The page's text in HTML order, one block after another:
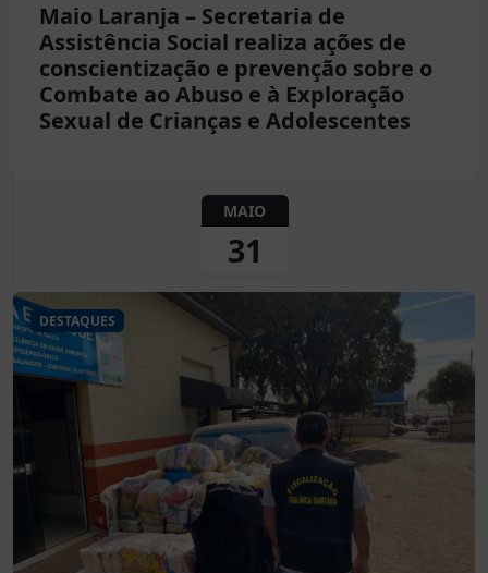
Maio Laranja – Secretaria de
Assistência Social realiza ações de
conscientização e prevenção sobre o
Combate ao Abuso e à Exploração
Sexual de Crianças e Adolescentes
MAIO
31
DESTAQUES